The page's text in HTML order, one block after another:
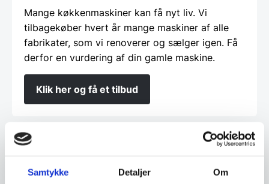
Samtykke Detaljer Om
Mange køkkenmaskiner kan få nyt liv. Vi
tilbagekøber hvert år mange maskiner af alle
fabrikater, som vi renoverer og sælger igen. Få
derfor en vurdering af din gamle maskine.
Klik her og få et tilbud